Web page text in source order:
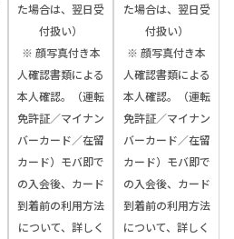
た場合は、翌日受
付扱い）
※ 顔写真付き本
人確認書類による
本人確認。（運転
免許証／マイナン
バーカード／在留
カード）モバ即で
の入会後、カード
到着前の利用方法
について、詳しく
た場合は、翌日受
付扱い）
※ 顔写真付き本
人確認書類による
本人確認。（運転
免許証／マイナン
バーカード／在留
カード）モバ即で
の入会後、カード
到着前の利用方法
について、詳しく